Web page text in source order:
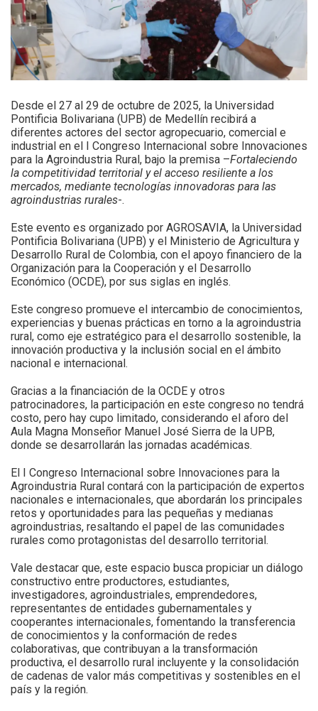
Desde el 27 al 29 de octubre de 2025, la Universidad
Pontificia Bolivariana (UPB) de Medellín recibirá a
diferentes actores del sector agropecuario, comercial e
industrial en el I Congreso Internacional sobre Innovaciones
para la Agroindustria Rural, bajo la premisa –Fortaleciendo
la competitividad territorial y el acceso resiliente a los
mercados, mediante tecnologías innovadoras para las
agroindustrias rurales-.
Este evento es organizado por AGROSAVIA, la Universidad
Pontificia Bolivariana (UPB) y el Ministerio de Agricultura y
Desarrollo Rural de Colombia, con el apoyo financiero de la
Organización para la Cooperación y el Desarrollo
Económico (OCDE), por sus siglas en inglés.
Este congreso promueve el intercambio de conocimientos,
experiencias y buenas prácticas en torno a la agroindustria
rural, como eje estratégico para el desarrollo sostenible, la
innovación productiva y la inclusión social en el ámbito
nacional e internacional.
Gracias a la financiación de la OCDE y otros
patrocinadores, la participación en este congreso no tendrá
costo, pero hay cupo limitado, considerando el aforo del
Aula Magna Monseñor Manuel José Sierra de la UPB,
donde se desarrollarán las jornadas académicas.
El I Congreso Internacional sobre Innovaciones para la
Agroindustria Rural contará con la participación de expertos
nacionales e internacionales, que abordarán los principales
retos y oportunidades para las pequeñas y medianas
agroindustrias, resaltando el papel de las comunidades
rurales como protagonistas del desarrollo territorial.
Vale destacar que, este espacio busca propiciar un diálogo
constructivo entre productores, estudiantes,
investigadores, agroindustriales, emprendedores,
representantes de entidades gubernamentales y
cooperantes internacionales, fomentando la transferencia
de conocimientos y la conformación de redes
colaborativas, que contribuyan a la transformación
productiva, el desarrollo rural incluyente y la consolidación
de cadenas de valor más competitivas y sostenibles en el
país y la región.